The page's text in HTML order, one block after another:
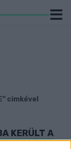
cimkével
KERÜLT A